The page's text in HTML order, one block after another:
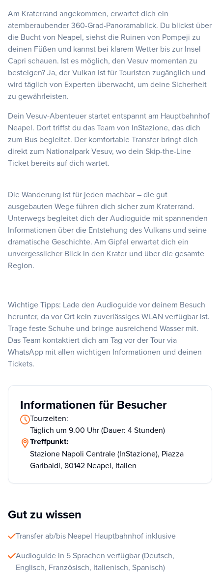
Am Kraterrand angekommen, erwartet dich ein
atemberaubender 360-Grad-Panoramablick. Du blickst über
die Bucht von Neapel, siehst die Ruinen von Pompeji zu
deinen Füßen und kannst bei klarem Wetter bis zur Insel
Capri schauen. Ist es möglich, den Vesuv momentan zu
besteigen? Ja, der Vulkan ist für Touristen zugänglich und
wird täglich von Experten überwacht, um deine Sicherheit
zu gewährleisten.
Dein Vesuv-Abenteuer startet entspannt am Hauptbahnhof
Neapel. Dort triffst du das Team von InStazione, das dich
zum Bus begleitet. Der komfortable Transfer bringt dich
direkt zum Nationalpark Vesuv, wo dein Skip-the-Line
Ticket bereits auf dich wartet.
Die Wanderung ist für jeden machbar – die gut
ausgebauten Wege führen dich sicher zum Kraterrand.
Unterwegs begleitet dich der Audioguide mit spannenden
Informationen über die Entstehung des Vulkans und seine
dramatische Geschichte. Am Gipfel erwartet dich ein
unvergesslicher Blick in den Krater und über die gesamte
Region.
Wichtige Tipps: Lade den Audioguide vor deinem Besuch
herunter, da vor Ort kein zuverlässiges WLAN verfügbar ist.
Trage feste Schuhe und bringe ausreichend Wasser mit.
Das Team kontaktiert dich am Tag vor der Tour via
WhatsApp mit allen wichtigen Informationen und deinen
Tickets.
Informationen für Besucher
Tourzeiten:
Täglich um 9.00 Uhr (Dauer: 4 Stunden)
Treffpunkt:
Stazione Napoli Centrale (InStazione), Piazza
Garibaldi, 80142 Neapel, Italien
Gut zu wissen
Transfer ab/bis Neapel Hauptbahnhof inklusive
Audioguide in 5 Sprachen verfügbar (Deutsch,
Englisch, Französisch, Italienisch, Spanisch)